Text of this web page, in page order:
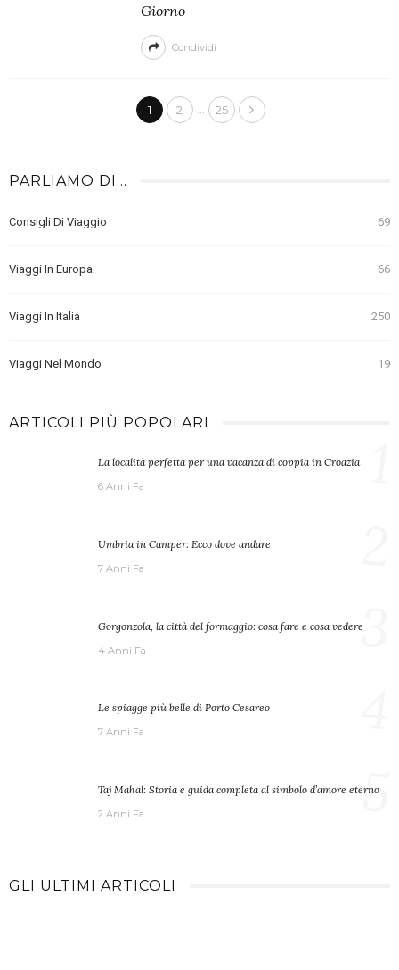
Giorno
Condividi
1 2 25
PARLIAMO DI…
Consigli Di Viaggio 69
Viaggi In Europa 66
Viaggi In Italia 250
Viaggi Nel Mondo 19
ARTICOLI PIÙ POPOLARI
La località perfetta per una vacanza di coppia in Croazia
6 Anni Fa
Umbria in Camper: Ecco dove andare
7 Anni Fa
Gorgonzola, la città del formaggio: cosa fare e cosa vedere
4 Anni Fa 3
Le spiagge più belle di Porto Cesareo
7 Anni Fa
Taj Mahal: Storia e guida completa al simbolo d’amore eterno
2 Anni Fa 5
GLI ULTIMI ARTICOLI